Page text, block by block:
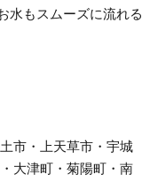
水もスムーズに流れる
市・上天草市・宇城
大津町・菊陽町・南